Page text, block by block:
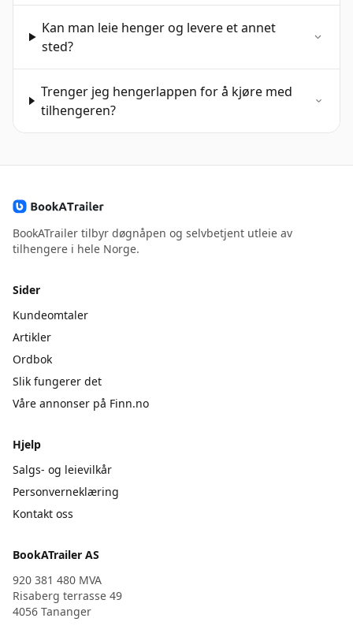
Kan man leie henger og levere et annet
sted?
Trenger jeg hengerlappen for å kjøre med
tilhengeren?
BookATrailer tilbyr døgnåpen og selvbetjent utleie av
tilhengere i hele Norge.
Sider
Kundeomtaler
Artikler
Ordbok
Slik fungerer det
Våre annonser på Finn.no
Hjelp
Salgs- og leievilkår
Personverneklæring
Kontakt oss
BookATrailer AS
920 381 480 MVA
Risaberg terrasse 49
4056 Tananger